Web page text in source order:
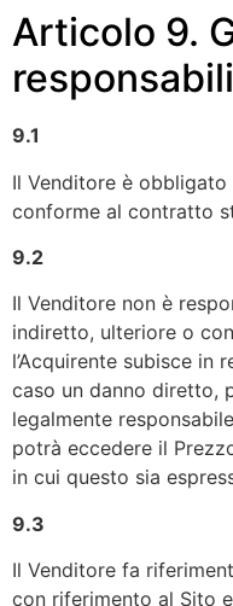
Articolo 9.
9.1
Il Venditore è
conforme al contratto
9.2
Il Venditore non è
indiretto, ulteriore o
l’Acquirente subisce in
caso un danno diretto,
legalmente
potrà eccedere il
in cui questo sia
9.3
Il Venditore fa
con riferimento al Sito